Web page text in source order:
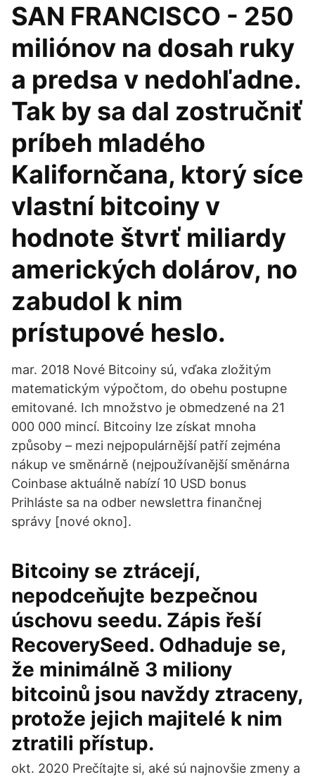
SAN FRANCISCO - 250
miliónov na dosah ruky
a predsa v nedohľadne.
Tak by sa dal zostručniť
príbeh mladého
Kalifornčana, ktorý síce
vlastní bitcoiny v
hodnote štvrť miliardy
amerických dolárov, no
zabudol k nim
prístupové heslo.
mar. 2018 Nové Bitcoiny sú, vďaka zložitým
matematickým výpočtom, do obehu postupne
emitované. Ich množstvo je obmedzené na 21
000 000 mincí. Bitcoiny lze získat mnoha
způsoby – mezi nejpopulárnější patří zejména
nákup ve směnárně (nejpoužívanější směnárna
Coinbase aktuálně nabízí 10 USD bonus
Prihláste sa na odber newslettra finančnej
správy [nové okno].
Bitcoiny se ztrácejí,
nepodceňujte bezpečnou
úschovu seedu. Zápis řeší
RecoverySeed. Odhaduje se,
že minimálně 3 miliony
bitcoinů jsou navždy ztraceny,
protože jejich majitelé k nim
ztratili přístup.
okt. 2020 Prečítajte si, aké sú najnovšie zmeny a